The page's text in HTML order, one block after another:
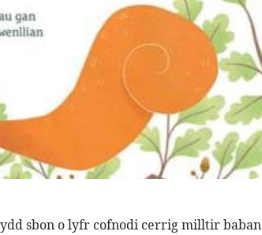
sbon o lyfr cofnodi cerrig milltir baban